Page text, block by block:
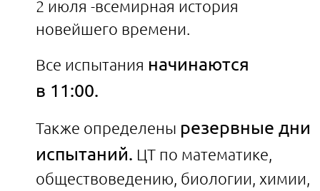
2 июля -всемирная история
новейшего времени.
Все испытания начинаются
в 11:00.
Также определены резервные дни
испытаний. ЦТ по математике,
обществоведению, биологии, химии,